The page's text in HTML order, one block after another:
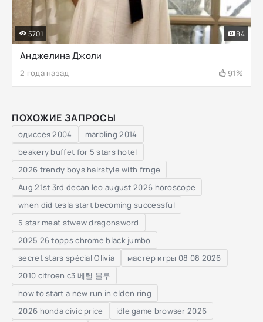
Анджелина Джоли
2 года назад 91%
5701 84
ПОХОЖИЕ ЗАПРОСЫ
одиссея 2004
marbling 2014
beakery buffet for 5 stars hotel
2026 trendy boys hairstyle with frnge
Aug 21st 3rd decan leo august 2026 horoscope
when did tesla start becoming successful
5 star meat stwew dragonsword
2025 26 topps chrome black jumbo
secret stars spécial Olivia
мастер игры 08 08 2026
2010 citroen c3 베릴 블루
how to start a new run in elden ring
2026 honda civic price
idle game browser 2026